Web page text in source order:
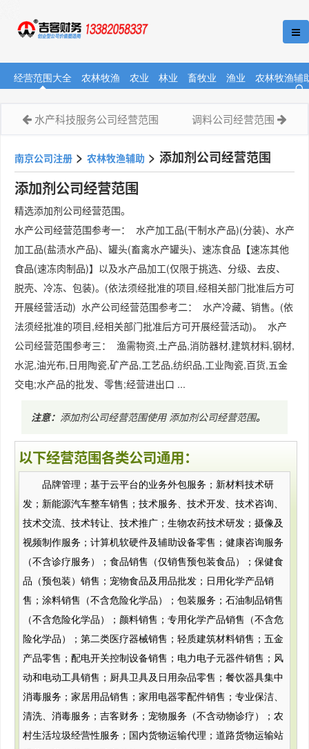
经营范围大全 农林牧渔 农业 林业 畜牧业 渔业 农林牧渔辅
水产科技服务公司经营范围 调料公司经营范围
南京公司注册 > 农林牧渔辅助 > 添加剂公司经营范围
添加剂公司经营范围
精选添加剂公司经营范围。
水产公司经营范围参考一： 水产加工品(干制水产品)(分装)、水产
加工品(盐渍水产品)、罐头(畜禽水产罐头)、速冻食品【速冻其他
食品(速冻肉制品)】以及水产品加工(仅限于挑选、分级、去皮、
脱壳、冷冻、包装)。(依法须经批准的项目,经相关部门批准后方可
开展经营活动) 水产公司经营范围参考二： 水产冷藏、销售。(依
法须经批准的项目,经相关部门批准后方可开展经营活动)。 水产
公司经营范围参考三： 渔需物资,土产品,消防器材,建筑材料,钢材,
水泥,油光布,日用陶瓷,矿产品,工艺品,纺织品,工业陶瓷,百货,五金
交电;水产品的批发、零售;经营进出口 ...
注意： 添加剂公司经营范围使用 添加剂公司经营范围。
以下经营范围各类公司通用：
品牌管理；基于云平台的业务外包服务；新材料技术研
发；新能源汽车整车销售；技术服务、技术开发、技术咨询、
技术交流、技术转让、技术推广；生物农药技术研发；摄像及
视频制作服务；计算机软硬件及辅助设备零售；健康咨询服务
（不含诊疗服务）；食品销售（仅销售预包装食品）；保健食
品（预包装）销售；宠物食品及用品批发；日用化学产品销
售；涂料销售（不含危险化学品）；包装服务；石油制品销售
（不含危险化学品）；颜料销售；专用化学产品销售（不含危
险化学品）；第二类医疗器械销售；轻质建筑材料销售；五金
产品零售；配电开关控制设备销售；电力电子元器件销售；风
动和电动工具销售；厨具卫具及日用杂品零售；餐饮器具集中
消毒服务；家居用品销售；家用电器零配件销售；专业保洁、
清洗、消毒服务；吉客财务；宠物服务（不含动物诊疗）；农
村生活垃圾经营性服务；国内货物运输代理；道路货物运输站